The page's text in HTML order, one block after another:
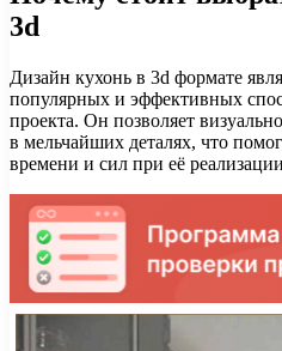
3d
Дизайн кухонь в 3d формате
популярных и эффективных
проекта. Он позволяет
в мельчайших деталях, что
времени и сил при её